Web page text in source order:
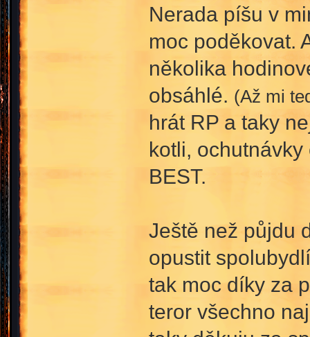
Nerada píšu v
moc poděkovat.
několika
obsáhlé. (Až mi
hrát RP a taky
kotli,
BEST.
Ještě než půjdu
opustit
tak moc díky za
teror všechno